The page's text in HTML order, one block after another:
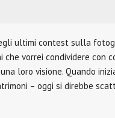
ultimi contest sulla
vorrei condividere con
loro visione. Quando
– oggi si direbbe